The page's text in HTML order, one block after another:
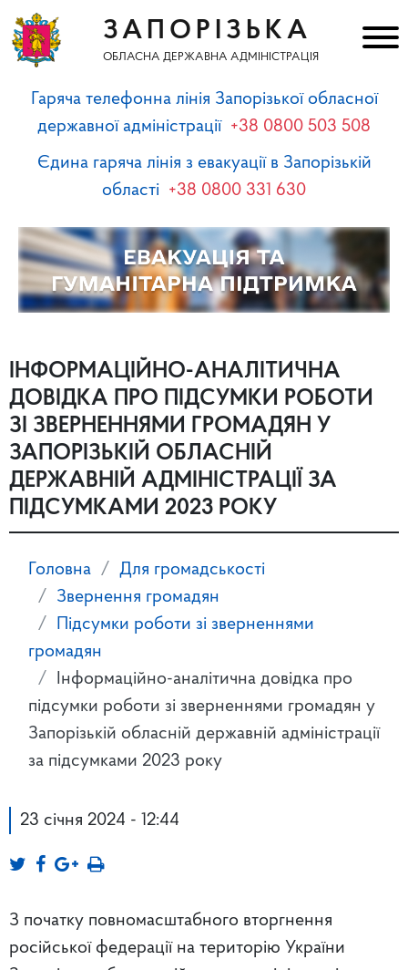
ЗАПОРІЗЬКА
ОБЛАСНА ДЕРЖАВНА АДМІНІСТРАЦІЯ
Гаряча телефонна лінія Запорізької обласної
державної адміністрації +38 0800 503 508
Єдина гаряча лінія з евакуації в Запорізькій
області +38 0800 331 630
ІНФОРМАЦІЙНО-АНАЛІТИЧНА
ДОВІДКА ПРО ПІДСУМКИ РОБОТИ
ЗІ ЗВЕРНЕННЯМИ ГРОМАДЯН У
ЗАПОРІЗЬКІЙ ОБЛАСНІЙ
ДЕРЖАВНІЙ АДМІНІСТРАЦІЇ ЗА
ПІДСУМКАМИ 2023 РОКУ
Головна
Для громадськості
Звернення громадян
Підсумки роботи зі зверненнями
громадян
Інформаційно-аналітична довідка про
підсумки роботи зі зверненнями громадян у
Запорізькій обласній державній адміністрації
за підсумками 2023 року
23 січня 2024 - 12:44
З початку повномасштабного вторгнення
російської федерації на територію України